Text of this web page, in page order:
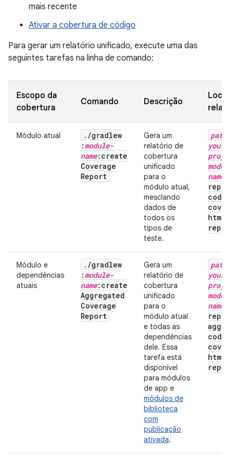
mais recente
Ativar a cobertura de código
Para gerar um relatório unificado, execute uma das
seguintes tarefas na linha de comando:
Escopo da
cobertura
Comando Descrição
Módulo atual . /gradlew
:module-
name:create
Coverage
Report
Gera um
relatório de
cobertura
unificado
para o
módulo atual,
mesclando
dados de
todos os
tipos de
teste.
your-
name
code
html
Módulo e
dependências
atuais
. /gradlew
:module-
name:create
Aggregated
Coverage
Report
Gera um
relatório de
cobertura
unificado
para o
módulo atual
e todas as
dependências
dele. Essa
tarefa está
disponível
para módulos
de app e
módulos de
biblioteca
com
publicação
ativada.
your-
name
code
html